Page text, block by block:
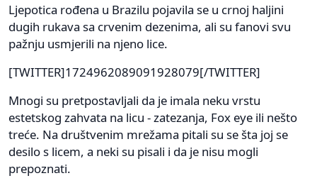
Ljepotica rođena u Brazilu pojavila se u crnoj haljini
dugih rukava sa crvenim dezenima, ali su fanovi svu
pažnju usmjerili na njeno lice.
[TWITTER]1724962089091928079[/TWITTER]
Mnogi su pretpostavljali da je imala neku vrstu
estetskog zahvata na licu - zatezanja, Fox eye ili nešto
treće. Na društvenim mrežama pitali su se šta joj se
desilo s licem, a neki su pisali i da je nisu mogli
prepoznati.